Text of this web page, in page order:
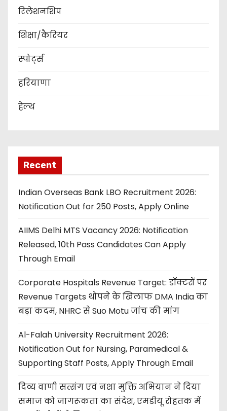
रिलेशनशिप
शिक्षा/कैरियर
स्पोर्ट्स
हरियाणा
हेल्थ
Recent
Indian Overseas Bank LBO Recruitment 2026:
Notification Out for 250 Posts, Apply Online
AIIMS Delhi MTS Vacancy 2026: Notification
Released, 10th Pass Candidates Can Apply
Through Email
Corporate Hospitals Revenue Target: डॉक्टरों पर
Revenue Targets थोपने के खिलाफ DMA India का
बड़ा कदम, NHRC से Suo Motu जांच की मांग
Al-Falah University Recruitment 2026:
Notification Out for Nursing, Paramedical &
Supporting Staff Posts, Apply Through Email
दिव्य वाणी सत्संग एवं नशा मुक्ति अभियान ने दिया
समाज को जागरूकता का संदेश, एमडीयू रोहतक में